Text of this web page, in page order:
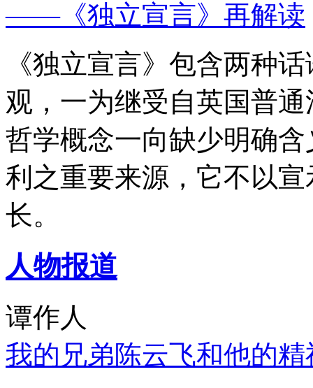
——《独立宣言》再解读
《独立宣言》包含两种
观，一为继受自英国普
哲学概念一向缺少明确
利之重要来源，它不以
长。
人物报道
谭作人
我的兄弟陈云飞和他的